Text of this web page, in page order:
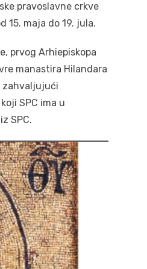
pravoslavne crkve
15. maja do 19. jula.
prvog Arhiepiskopa
manastira Hilandara
zahvaljujući
SPC ima u
SPC.